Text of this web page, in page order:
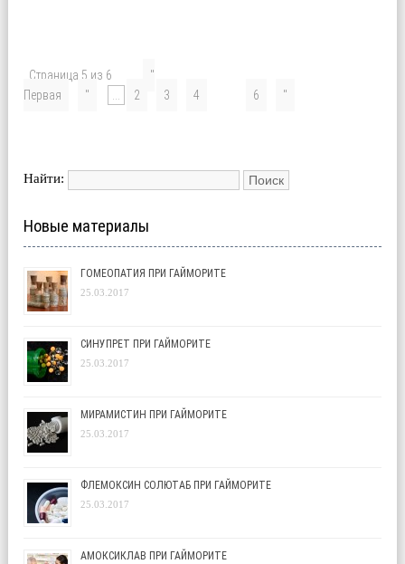
Страница 5 из 6
"
Первая
" 2 3 4 6 "
Найти:
Новые материалы
ГОМЕОПАТИЯ ПРИ ГАЙМОРИТЕ
25.03.2017
СИНУПРЕТ ПРИ ГАЙМОРИТЕ
25.03.2017
МИРАМИСТИН ПРИ ГАЙМОРИТЕ
25.03.2017
ФЛЕМОКСИН СОЛЮТАБ ПРИ ГАЙМОРИТЕ
25.03.2017
АМОКСИКЛАВ ПРИ ГАЙМОРИТЕ